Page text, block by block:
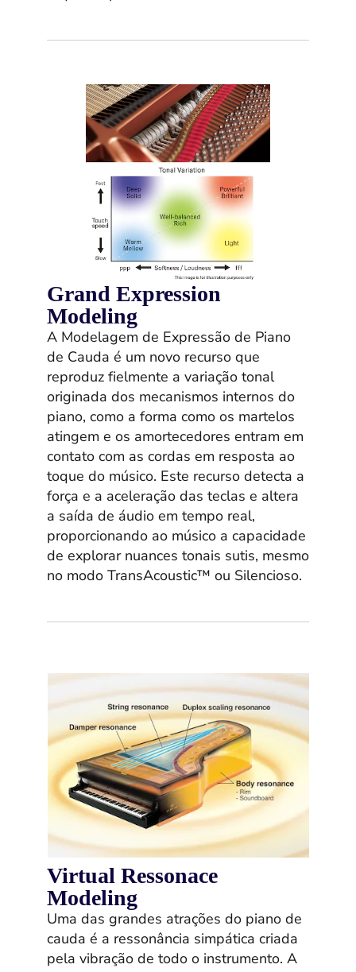
Grand Expression
Modeling
A Modelagem de Expressão de Piano
de Cauda é um novo recurso que
reproduz fielmente a variação tonal
originada dos mecanismos internos do
piano, como a forma como os martelos
atingem e os amortecedores entram em
contato com as cordas em resposta ao
toque do músico. Este recurso detecta a
força e a aceleração das teclas e altera
a saída de áudio em tempo real,
proporcionando ao músico a capacidade
de explorar nuances tonais sutis, mesmo
no modo TransAcoustic™ ou Silencioso.
Virtual Ressonace
Modeling
Uma das grandes atrações do piano de
cauda é a ressonância simpática criada
pela vibração de todo o instrumento. A